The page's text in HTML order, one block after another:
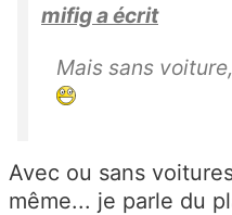
mifig a écrit
Mais sans
Avec ou sans
même... je parle du